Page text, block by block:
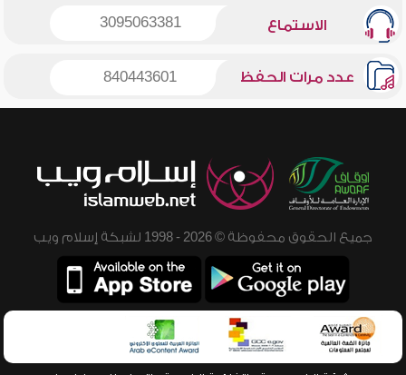
الاستماع 3095063381
عدد مرات الحفظ 840443601
جميع الحقوق محفوظة © 2026 - 1998 لشبكة إسلام ويب